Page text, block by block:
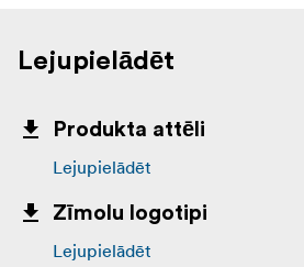
Lejupielādēt
Produkta attēli
Lejupielādēt
Zīmolu logotipi
Lejupielādēt